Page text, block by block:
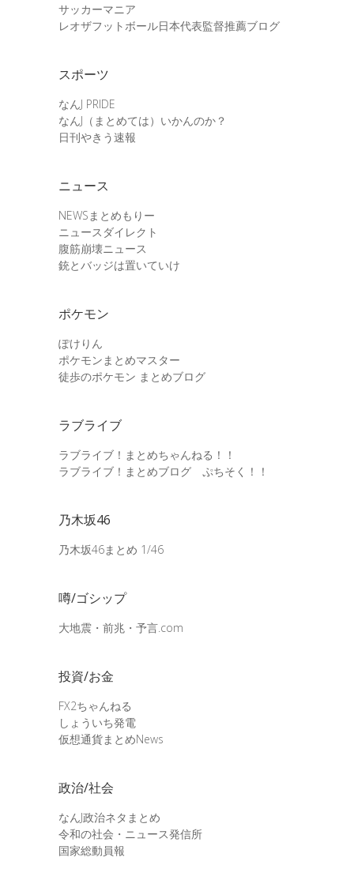
サッカーマニア
レオザフットボール日本代表監督推薦ブログ
スポーツ
なんJ PRIDE
なんJ（まとめては）いかんのか？
日刊やきう速報
ニュース
NEWSまとめもりー
ニュースダイレクト
腹筋崩壊ニュース
銃とバッジは置いていけ
ポケモン
ぽけりん
ポケモンまとめマスター
徒歩のポケモン まとめブログ
ラブライブ
ラブライブ！まとめちゃんねる！！
ラブライブ！まとめブログ ぷちそく！！
乃木坂46
乃木坂46まとめ 1/46
噂/ゴシップ
大地震・前兆・予言.com
投資/お金
FX2ちゃんねる
しょういち発電
仮想通貨まとめNews
政治/社会
なんJ政治ネタまとめ
令和の社会・ニュース発信所
国家総動員報